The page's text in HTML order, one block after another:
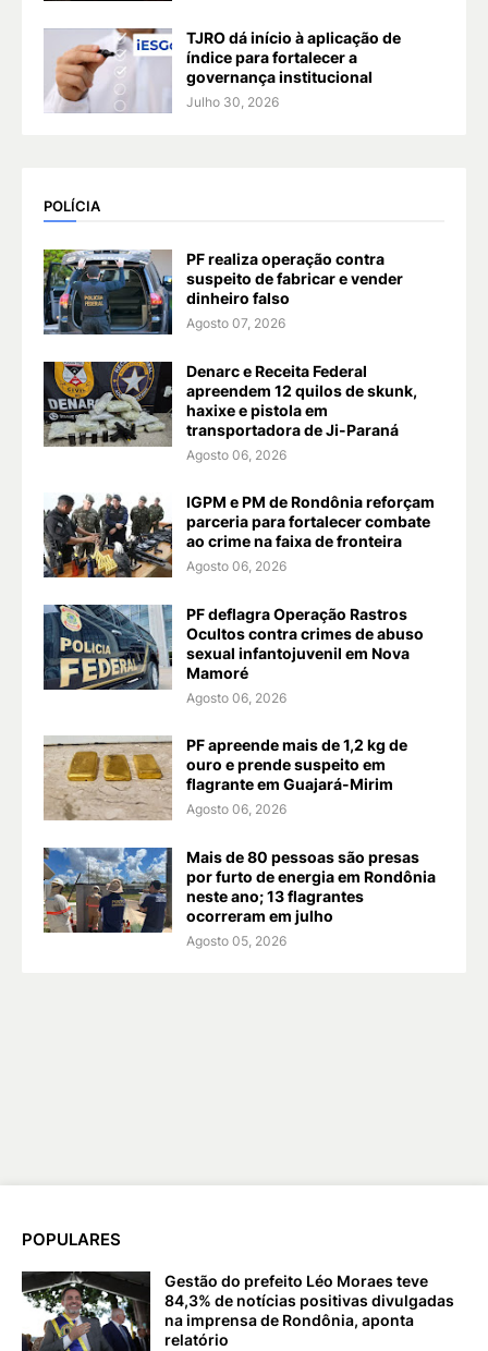
TJRO dá início à aplicação de
índice para fortalecer a
governança institucional
Julho 30, 2026
POLÍCIA
PF realiza operação contra
suspeito de fabricar e vender
dinheiro falso
Agosto 07, 2026
Denarc e Receita Federal
apreendem 12 quilos de skunk,
haxixe e pistola em
transportadora de Ji-Paraná
Agosto 06, 2026
IGPM e PM de Rondônia reforçam
parceria para fortalecer combate
ao crime na faixa de fronteira
Agosto 06, 2026
PF deflagra Operação Rastros
Ocultos contra crimes de abuso
sexual infantojuvenil em Nova
Mamoré
Agosto 06, 2026
PF apreende mais de 1,2 kg de
ouro e prende suspeito em
flagrante em Guajará-Mirim
Agosto 06, 2026
Mais de 80 pessoas são presas
por furto de energia em Rondônia
neste ano; 13 flagrantes
ocorreram em julho
Agosto 05, 2026
POPULARES
Gestão do prefeito Léo Moraes teve
84,3% de notícias positivas divulgadas
na imprensa de Rondônia, aponta
relatório